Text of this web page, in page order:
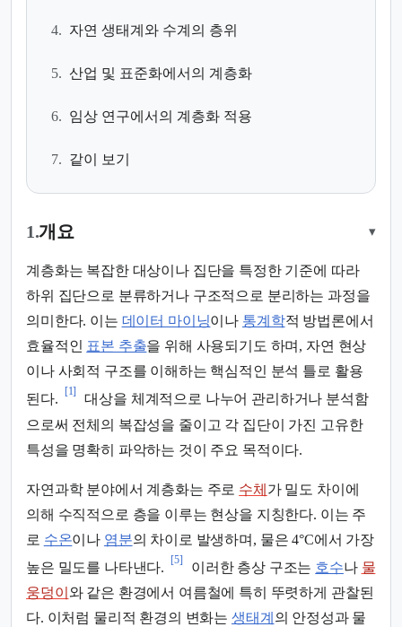
4. 자연 생태계와 수계의 층위
5. 산업 및 표준화에서의 계층화
6. 임상 연구에서의 계층화 적용
7. 같이 보기
1.개요 ▾
계층화는 복잡한 대상이나 집단을 특정한 기준에 따라
하위 집단으로 분류하거나 구조적으로 분리하는 과정을
의미한다. 이는 데이터 마이닝이나 통계학적 방법론에서
효율적인 표본 추출을 위해 사용되기도 하며, 자연 현상
이나 사회적 구조를 이해하는 핵심적인 분석 틀로 활용
된다.
[1]
대상을 체계적으로 나누어 관리하거나 분석함
으로써 전체의 복잡성을 줄이고 각 집단이 가진 고유한
특성을 명확히 파악하는 것이 주요 목적이다.
자연과학 분야에서 계층화는 주로 수체 가 밀도 차이에
의해 수직적으로 층을 이루는 현상을 지칭한다. 이는 주
로 수온이나 염분의 차이로 발생하며, 물은 4°C에서 가장
높은 밀도를 나타낸다.
[5]
이러한 층상 구조는 호수나 물
웅덩이 와 같은 환경에서 여름철에 특히 뚜렷하게 관찰된
다. 이처럼 물리적 환경의 변화는 생태계 의 안정성과 물